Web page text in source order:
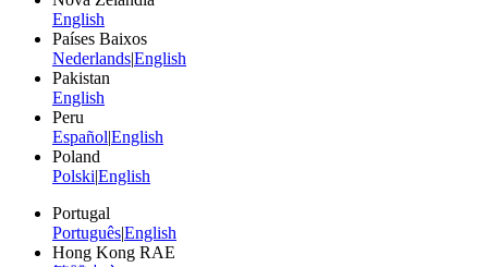
English
Países Baixos
Nederlands|English
Pakistan
English
Peru
Español|English
Poland
Polski|English
Portugal
Português|English
Hong Kong RAE